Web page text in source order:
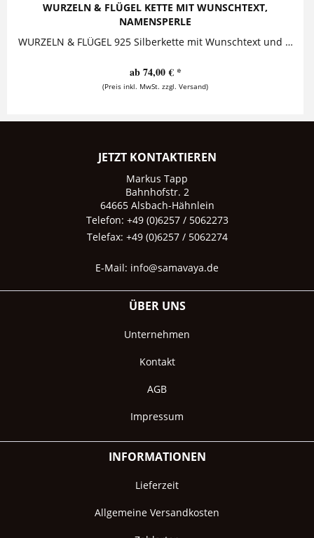
WURZELN & FLÜGEL KETTE MIT WUNSCHTEXT,
NAMENSPERLE
WURZELN & FLÜGEL 925 Silberkette mit Wunschtext und Namensperle "Zwei Dinge sollen Kinder von ihren Eltern bekommen: Wurzeln und...
ab 74,00 € *
(Preis inkl. MwSt. zzgl. Versand)
JETZT KONTAKTIEREN
Markus Tapp
Bahnhofstr. 2
64665 Alsbach-Hähnlein
Telefon: +49 (0)6257 / 5062273
Telefax: +49 (0)6257 / 5062274
E-Mail: info@samavaya.de
ÜBER UNS
Unternehmen
Kontakt
AGB
Impressum
INFORMATIONEN
Lieferzeit
Allgemeine Versandkosten